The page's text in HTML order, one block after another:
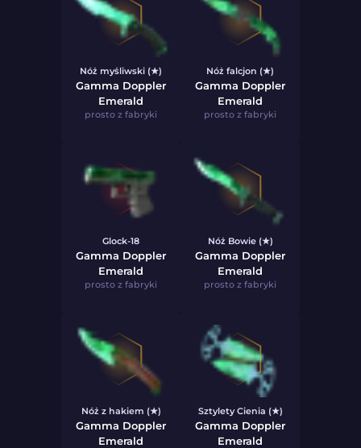
Nóż myśliwski (★)
Gamma Doppler
Emerald
prosto z fabryki
Nóż falcjon (★)
Gamma Doppler
Emerald
prosto z fabryki
Glock-18
Gamma Doppler
Emerald
prosto z fabryki
Nóż Bowie (★)
Gamma Doppler
Emerald
prosto z fabryki
Nóż z hakiem (★)
Gamma Doppler
Emerald
Sztylety Cienia (★)
Gamma Doppler
Emerald